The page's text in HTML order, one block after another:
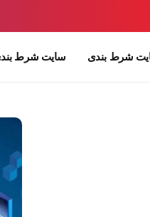
شرط بندی سایت شرط